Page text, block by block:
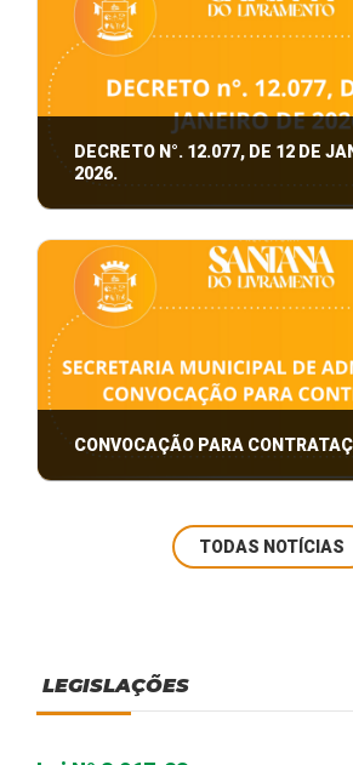
DECRETO N°. 12.077, DE 12 DE
2026.
Fixa valores para o Licenciamento
Ambiental, Taxas de Controle e
CONVOCAÇÃO PARA
Secretaria Municipal de
TODAS NOTÍCIAS
LEGISLAÇÕES